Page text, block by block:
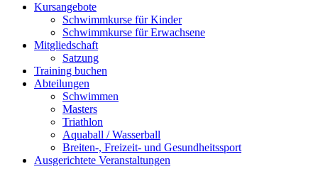
Kursangebote
Schwimmkurse für Kinder
Schwimmkurse für Erwachsene
Mitgliedschaft
Satzung
Training buchen
Abteilungen
Schwimmen
Masters
Triathlon
Aquaball / Wasserball
Breiten-, Freizeit- und Gesundheitssport
Ausgerichtete Veranstaltungen